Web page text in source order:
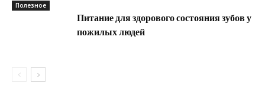
Полезное
Питание для здорового состояния зубов у
пожилых людей